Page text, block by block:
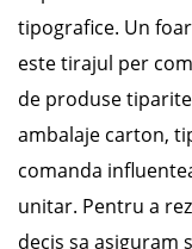
tipografice. Un
este tirajul per
de produse
ambalaje carton,
comanda
unitar. Pentru a
decis sa asiguram